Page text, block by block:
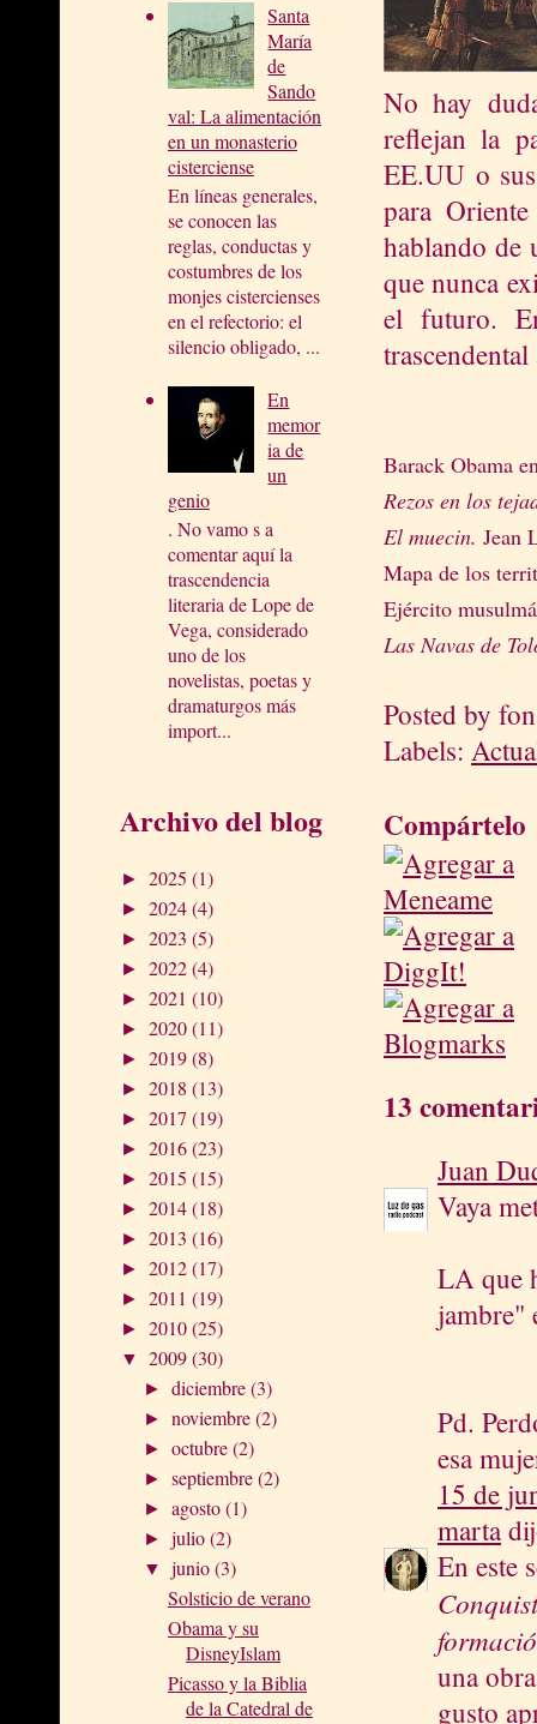
Santa
María
de
Sando
val: La alimentación
en un monasterio
cisterciense
En líneas generales,
se conocen las
reglas, conductas y
costumbres de los
monjes cistercienses
en el refectorio: el
silencio obligado, ...
En
memor
ia de
un
genio
. No vamo s a
comentar aquí la
trascendencia
literaria de Lope de
Vega, considerado
uno de los
novelistas, poetas y
dramaturgos más
import...
Archivo del blog
► 2025 (1)
► 2024(4)
► 2023 (5)
► 2022(4)
► 2021 (10)
► 2020(11)
► 2019(8)
► 2018 (13)
► 2017 (19)
► 2016(23)
► 2015 (15)
► 2014(18)
► 2013 (16)
► 2012(17)
► 2011 (19)
► 2010(25)
▼ 2009(30)
►diciembre(3)
►noviembre(2)
►octubre(2)
►septiembre(2)
►agosto(1)
►julio(2)
▼junio(3)
Solsticio de verano
Obama y su
DisneyIslam
Picasso y la Biblia
de la Catedral de
No hay
reflejan la
EE.UU o
para
hablando de
que nunca
el futuro.
Barack Obama
Rezos en los
El muecin. Jean
Mapa de los
Ejército
Las Navas de
Posted by
Labels:
Compártelo
13
Juan
Vaya
LA que
jambre"
Pd.
esa
15 de
marta
En este
una
gusto